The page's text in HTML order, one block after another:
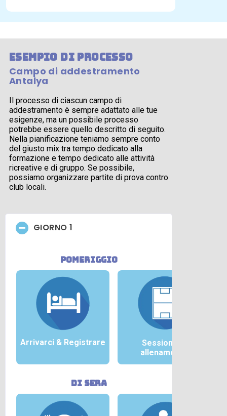
esempio di processo
Campo di addestramento
Antalya
Il processo di ciascun campo di
addestramento è sempre adattato alle tue
esigenze, ma un possibile processo
potrebbe essere quello descritto di seguito.
Nella pianificazione teniamo sempre conto
del giusto mix tra tempo dedicato alla
formazione e tempo dedicato alle attività
ricreative e di gruppo. Se possibile,
possiamo organizzare partite di prova contro
club locali.
GIORNO 1
pomeriggio
Arrivarci & Registrare
Sessione di
allenamento
di sera